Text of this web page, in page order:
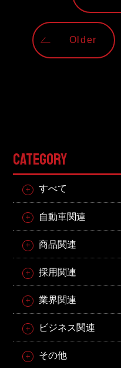
Older
CATEGORY
すべて
自動車関連
商品関連
採用関連
業界関連
ビジネス関連
その他